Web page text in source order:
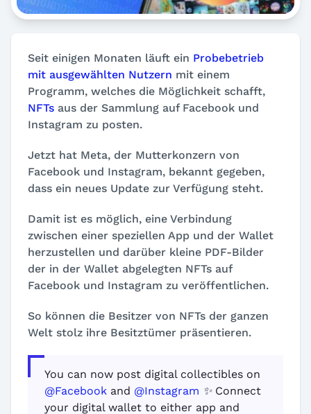
Seit einigen Monaten läuft ein Probebetrieb
mit ausgewählten Nutzern mit einem
Programm, welches die Möglichkeit schafft,
NFTs aus der Sammlung auf Facebook und
Instagram zu posten.
Jetzt hat Meta, der Mutterkonzern von
Facebook und Instagram, bekannt gegeben,
dass ein neues Update zur Verfügung steht.
Damit ist es möglich, eine Verbindung
zwischen einer speziellen App und der Wallet
herzustellen und darüber kleine PDF-Bilder
der in der Wallet abgelegten NFTs auf
Facebook und Instagram zu veröffentlichen.
So können die Besitzer von NFTs der ganzen
Welt stolz ihre Besitztümer präsentieren.
You can now post digital collectibles on
@Facebook and @Instagram ✨ Connect
your digital wallet to either app and